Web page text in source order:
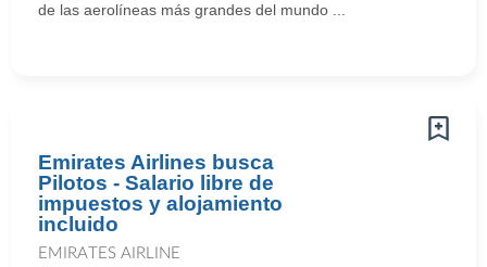
de las aerolíneas más grandes del mundo ...
Emirates Airlines busca
Pilotos - Salario libre de
impuestos y alojamiento
incluido
EMIRATES AIRLINE